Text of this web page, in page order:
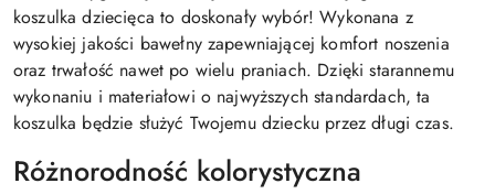
koszulka dziecięca to doskonały wybór! Wykonana z
wysokiej jakości bawełny zapewniającej komfort noszenia
oraz trwałość nawet po wielu praniach. Dzięki starannemu
wykonaniu i materiałowi o najwyższych standardach, ta
koszulka będzie służyć Twojemu dziecku przez długi czas.
Różnorodność kolorystyczna